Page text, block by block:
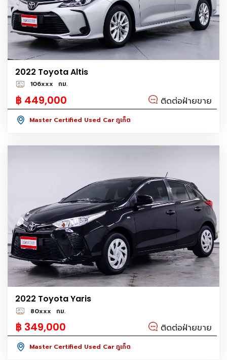
2022 Toyota Altis
106xxx กม.
฿ 449,000 ติดต่อฝ่ายขาย
Master Certified Used Car ภูเก็ต
2022 Toyota Yaris
80xxx กม.
฿ 349,000 ติดต่อฝ่ายขาย
Master Certified Used Car ภูเก็ต